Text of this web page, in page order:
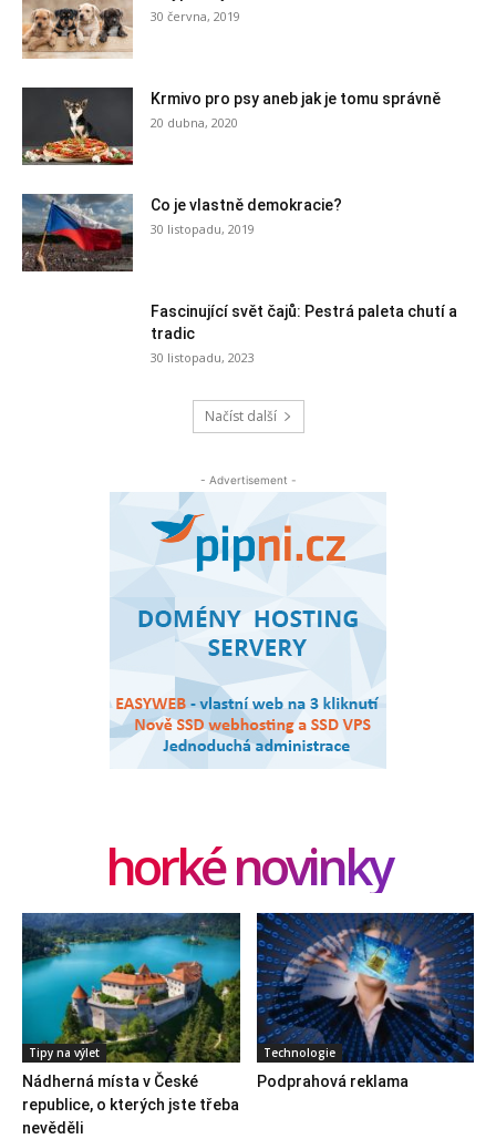
30 června, 2019
Krmivo pro psy aneb jak je tomu správně
20 dubna, 2020
Co je vlastně demokracie?
30 listopadu, 2019
Fascinující svět čajů: Pestrá paleta chutí a
tradic
30 listopadu, 2023
Načíst další
- Advertisement -
horké novinky
Tipy na výlet
Nádherná místa v České
republice, o kterých jste třeba
nevěděli
Technologie
Podprahová reklama